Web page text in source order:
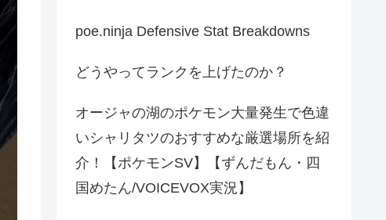
poe.ninja Defensive Stat Breakdowns
どうやってランクを上げたのか？
オージャの湖のポケモン大量発生で色違
いシャリタツのおすすめな厳選場所を紹
介！【ポケモンSV】【ずんだもん・四
国めたん/VOICEVOX実況】